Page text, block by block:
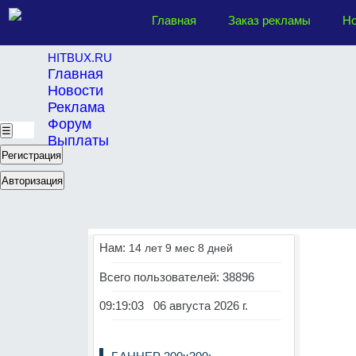
Главная Заказ рекламы
HITBUX.RU
Главная
Новости
Реклама
Форум
Выплаты
☰
Регистрация
Авторизация
Нам: 14 лет 9 мес 8 дней
Всего пользователей: 38896
09:19:03 06 августа 2026 г.